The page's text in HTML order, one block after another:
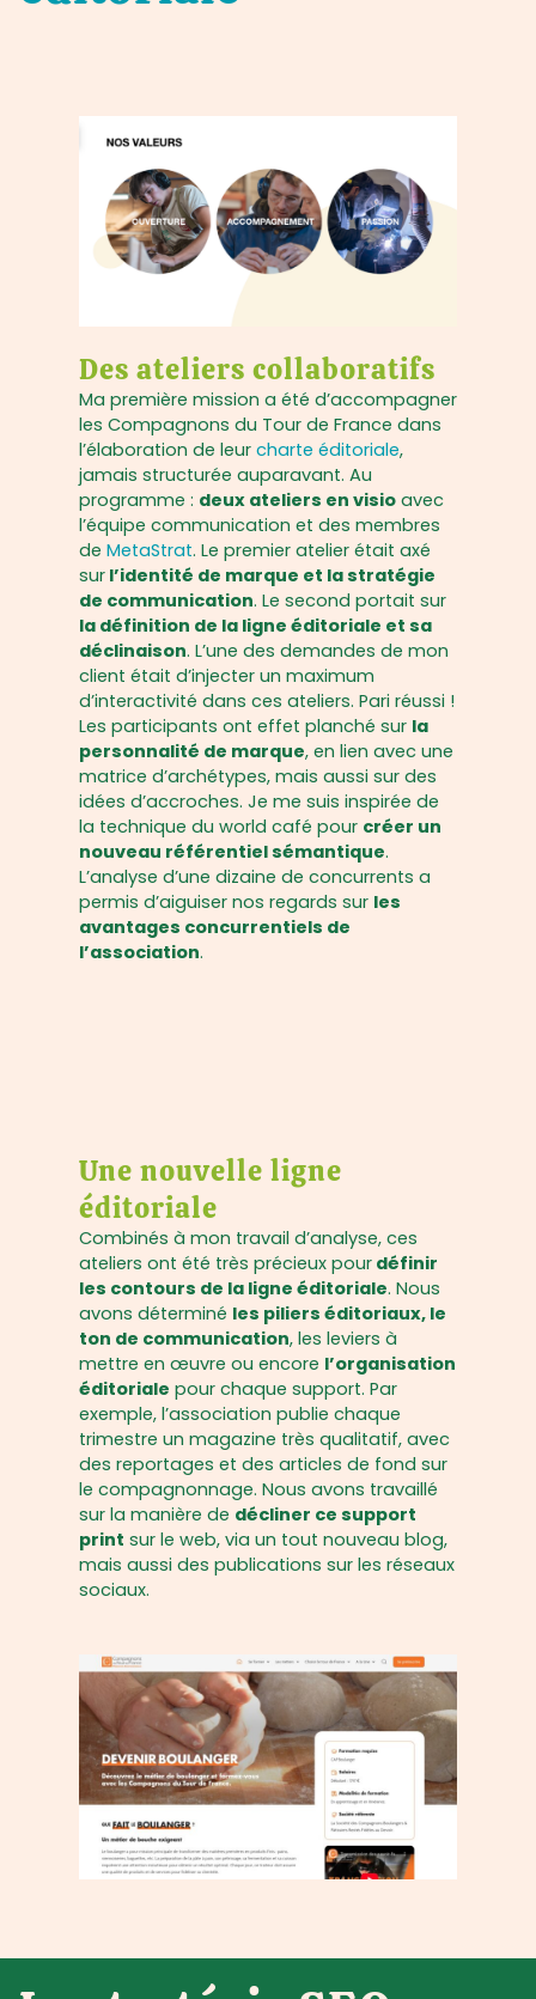
Des ateliers collaboratifs
Ma première mission a été d’accompagner
les Compagnons du Tour de France dans
l’élaboration de leur charte éditoriale,
jamais structurée auparavant. Au
programme : deux ateliers en visio avec
l’équipe communication et des membres
de MetaStrat. Le premier atelier était axé
sur l’identité de marque et la stratégie
de communication. Le second portait sur
la définition de la ligne éditoriale et sa
déclinaison. L’une des demandes de mon
client était d’injecter un maximum
d’interactivité dans ces ateliers. Pari réussi !
Les participants ont effet planché sur la
personnalité de marque, en lien avec une
matrice d’archétypes, mais aussi sur des
idées d’accroches. Je me suis inspirée de
la technique du world café pour créer un
nouveau référentiel sémantique.
L’analyse d’une dizaine de concurrents a
permis d’aiguiser nos regards sur les
avantages concurrentiels de
l’association.
Une nouvelle ligne
éditoriale
Combinés à mon travail d’analyse, ces
ateliers ont été très précieux pour définir
les contours de la ligne éditoriale. Nous
avons déterminé les piliers éditoriaux, le
ton de communication, les leviers à
mettre en œuvre ou encore l’organisation
éditoriale pour chaque support. Par
exemple, l’association publie chaque
trimestre un magazine très qualitatif, avec
des reportages et des articles de fond sur
le compagnonnage. Nous avons travaillé
sur la manière de décliner ce support
print sur le web, via un tout nouveau blog,
mais aussi des publications sur les réseaux
sociaux.